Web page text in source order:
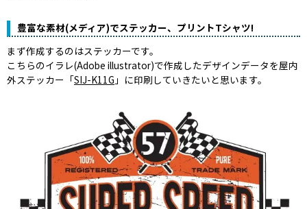
豊富な素材(メディア)でステッカー、プリントTシャツ!
まず作成するのはステッカーです。
こちらのイラレ(Adobe illustrator)で作成したデザインデータを屋内
外ステッカー「SIJ-K11G 」に印刷していきたいと思います。